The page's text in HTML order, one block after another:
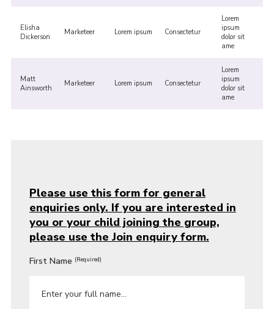
Elisha
Dickerson
Marketeer Lorem ipsum Consectetur
Lorem
ipsum
dolor sit
ame
Matt
Ainsworth
Marketeer Lorem ipsum Consectetur
Lorem
ipsum
dolor sit
ame
Please use this form for general
enquiries only. If you are interested in
you or your child joining the group,
please use the Join enquiry form.
First Name (Required)